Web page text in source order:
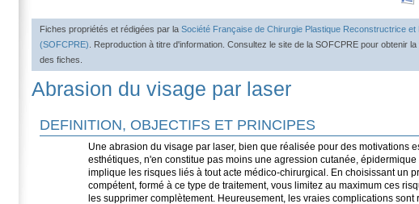
Fiches propriétés et rédigées par la Société Française de Chirurgie Plastique Reconstructrice et
(SOFCPRE) . Reproduction à titre d'information. Consultez le site de la SOFCPRE pour obtenir
des fiches.
Abrasion du visage par laser
DEFINITION, OBJECTIFS ET PRINCIPES
Une abrasion du visage par laser, bien que réalisée pour des motivations
esthétiques, n'en constitue pas moins une agression cutanée,
implique les risques liés à tout acte médico-chirurgical. En choisissant un
compétent, formé à ce type de traitement, vous limitez au maximum ces
les supprimer complètement. Heureusement, les vraies complications sont